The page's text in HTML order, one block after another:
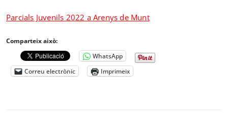
Parcials Juvenils 2022 a Arenys de Munt
Comparteix això:
WhatsApp
Correu electrònic
Imprimeix